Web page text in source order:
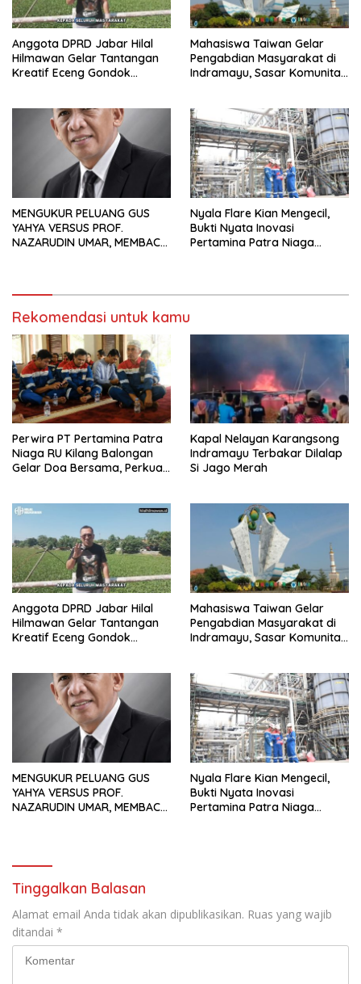
Anggota DPRD Jabar Hilal
Hilmawan Gelar Tantangan
Kreatif Eceng Gondok
Mahasiswa Taiwan Gelar
Pengabdian Masyarakat di
Indramayu, Sasar Komunitas
MENGUKUR PELUANG GUS
YAHYA VERSUS PROF.
NAZARUDIN UMAR, MEMBACA
Nyala Flare Kian Mengecil,
Bukti Nyata Inovasi
Pertamina Patra Niaga
Rekomendasi untuk kamu
Perwira PT Pertamina Patra
Niaga RU Kilang Balongan
Gelar Doa Bersama, Perkuat
Kapal Nelayan Karangsong
Indramayu Terbakar Dilalap
Si Jago Merah
Anggota DPRD Jabar Hilal
Hilmawan Gelar Tantangan
Kreatif Eceng Gondok
Mahasiswa Taiwan Gelar
Pengabdian Masyarakat di
Indramayu, Sasar Komunitas
MENGUKUR PELUANG GUS
YAHYA VERSUS PROF.
NAZARUDIN UMAR, MEMBACA
Nyala Flare Kian Mengecil,
Bukti Nyata Inovasi
Pertamina Patra Niaga
Tinggalkan Balasan
Alamat email Anda tidak akan dipublikasikan. Ruas yang wajib
ditandai *